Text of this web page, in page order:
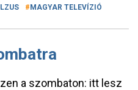
MAGYAR TELEVÍZIÓ
a szombaton: itt lesz